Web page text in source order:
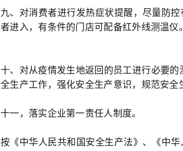
九、对消费者进行发热症状提醒，尽量防
者进入，有条件的门店可配备红外线测温仪。
十、对从疫情发生地返回的员工进行必要
全生产工作，强化安全生产意识，规范安全
十一，落实企业第一责任人制度。
按《中华人民共和国安全生产法》、《中